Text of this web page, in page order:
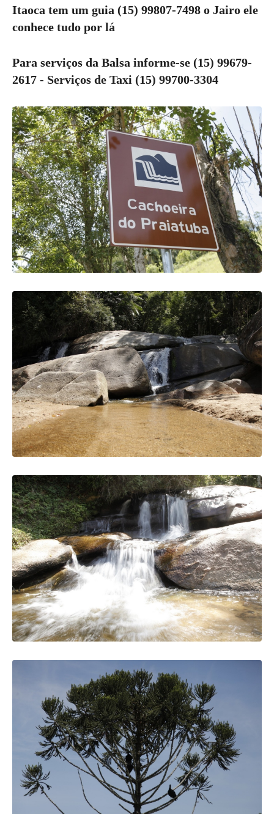
Itaoca tem um guia (15) 99807-7498 o Jairo ele
conhece tudo por lá
Para serviços da Balsa informe-se (15) 99679-
2617 - Serviços de Taxi (15) 99700-3304